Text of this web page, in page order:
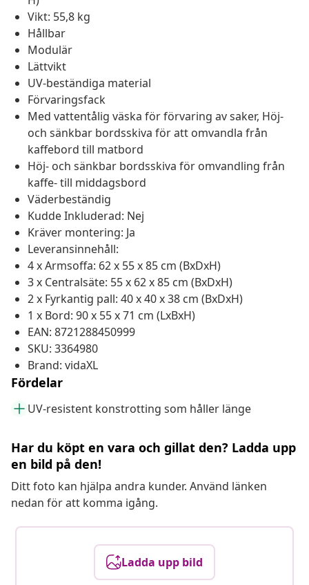
Vikt: 55,8 kg
Hållbar
Modulär
Lättvikt
UV-beständiga material
Förvaringsfack
Med vattentålig väska för förvaring av saker, Höj-
och sänkbar bordsskiva för att omvandla från
kaffebord till matbord
Höj- och sänkbar bordsskiva för omvandling från
kaffe- till middagsbord
Väderbeständig
Kudde Inkluderad: Nej
Kräver montering: Ja
Leveransinnehåll:
4 x Armsoffa: 62 x 55 x 85 cm (BxDxH)
3 x Centralsäte: 55 x 62 x 85 cm (BxDxH)
2 x Fyrkantig pall: 40 x 40 x 38 cm (BxDxH)
1 x Bord: 90 x 55 x 71 cm (LxBxH)
EAN: 8721288450999
SKU: 3364980
Brand: vidaXL
Fördelar
UV-resistent konstrotting som håller länge
Har du köpt en vara och gillat den? Ladda upp
en bild på den!
Ditt foto kan hjälpa andra kunder. Använd länken
nedan för att komma igång.
Ladda upp bild